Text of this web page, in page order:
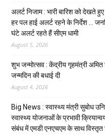
अलर्ट निजाम : भारी बारिश को देखते
हर पल हाई अलर्ट रहने के निर्देश …
घंटे अलर्ट रहते हैं सीएम धामी
August 5, 2026
शुभ जन्मोत्सव : केंद्रीय गृहमंत्री
जन्मदिन की बधाई दी
August 4, 2026
Big News : स्वास्थ्य मंत्री सुबोध
स्वास्थ्य योजनाओं के प्रभावी
संबंध में एमडी एनएचएम के साथ विस्तृत